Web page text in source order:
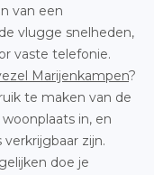
van een
vlugge snelheden,
vaste telefonie.
Marijenkampen?
te maken van de
in, en
zijn.
doe je